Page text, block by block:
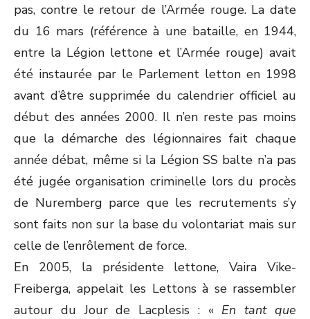
pas, contre le retour de l’Armée rouge. La date
du 16 mars (référence à une bataille, en 1944,
entre la Légion lettone et l’Armée rouge) avait
été instaurée par le Parlement letton en 1998
avant d’être supprimée du calendrier officiel au
début des années 2000. Il n’en reste pas moins
que la démarche des légionnaires fait chaque
année débat, même si la Légion SS balte n’a pas
été jugée organisation criminelle lors du procès
de Nuremberg parce que les recrutements s’y
sont faits non sur la base du volontariat mais sur
celle de l’enrôlement de force.
En 2005, la présidente lettone, Vaira Vike-
Freiberga, appelait les Lettons à se rassembler
autour du Jour de Lacplesis : « En tant que